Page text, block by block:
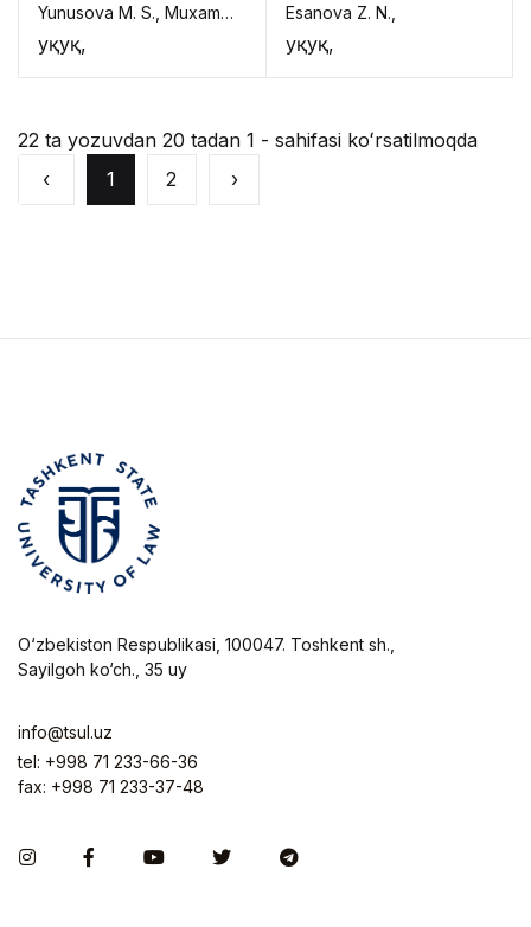
Yunusova M. S., Muxammadiyev J. O'.,
Ҳуқуқ,
Esanova Z. N.,
Ҳуқуқ,
22 ta yozuvdan 20 tadan 1 - sahifasi koʻrsatilmoqda
‹
1 2 ›
O‘zbekiston Respublikasi, 100047. Toshkent sh.,
Sayilgoh ko‘ch., 35 uy
info@tsul.uz
tel: +998 71 233-66-36
fax: +998 71 233-37-48